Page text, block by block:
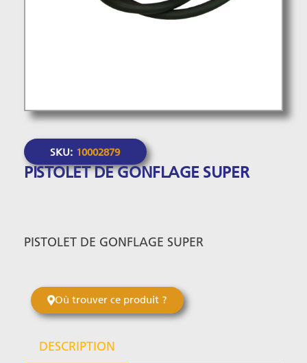
SKU: 10002879
PISTOLET DE GONFLAGE SUPER
PISTOLET DE GONFLAGE SUPER
Où trouver ce produit ?
DESCRIPTION